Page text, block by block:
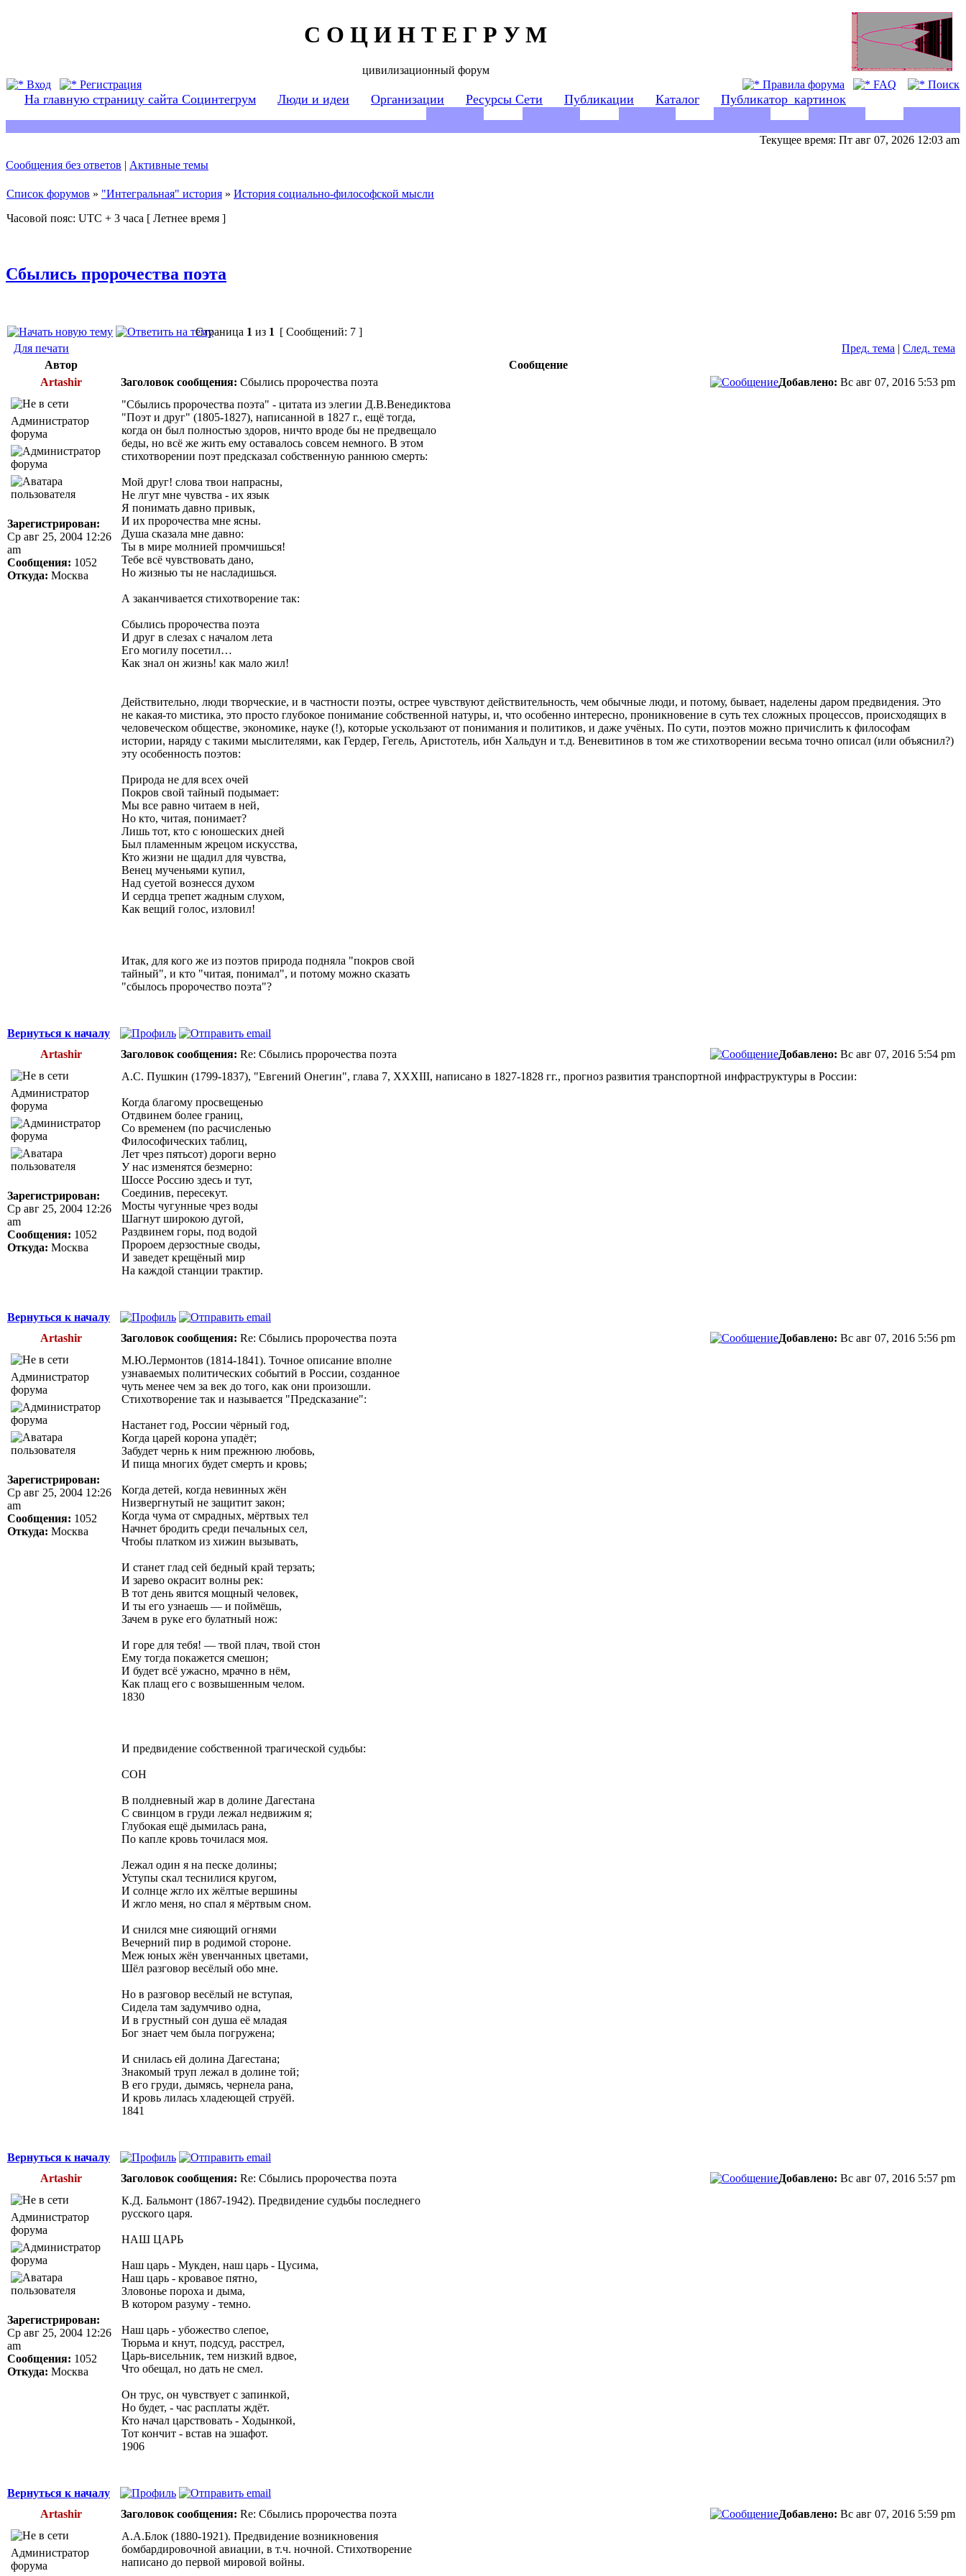
С О Ц И Н Т Е Г Р У М
цивилизационный форум
Вход
Регистрация Правила форума FAQ Поиск
На главную страницу сайта Социнтегрум Люди и идеи Организации Ресурсы Сети Публикации Каталог Публикатор_картинок
Текущее время: Пт авг 07, 2026 12:03 am
Сообщения без ответов | Активные темы
Список форумов » "Интегральная" история » История социально-философской мысли
Часовой пояс: UTC + 3 часа [ Летнее время ]
Сбылись пророчества поэта
Страница 1 из 1 [ Сообщений: 7 ]
Для печати
Пред. тема | След. тема
Автор
Сообщение
Artashir
Заголовок сообщения: Сбылись пророчества поэта Добавлено: Вс авг 07, 2016 5:53 pm
Администратор
форума
Зарегистрирован:
Ср авг 25, 2004 12:26
am
Сообщения: 1052
Откуда: Москва
"Сбылись пророчества поэта" - цитата из элегии Д.В.Венедиктова
"Поэт и друг" (1805-1827), написанной в 1827 г., ещё тогда,
когда он был полностью здоров, ничто вроде бы не предвещало
беды, но всё же жить ему оставалось совсем немного. В этом
стихотворении поэт предсказал собственную раннюю смерть:
Мой друг! слова твои напрасны,
Не лгут мне чувства - их язык
Я понимать давно привык,
И их пророчества мне ясны.
Душа сказала мне давно:
Ты в мире молнией промчишься!
Тебе всё чувствовать дано,
Но жизнью ты не насладишься.
А заканчивается стихотворение так:
Сбылись пророчества поэта
И друг в слезах с началом лета
Его могилу посетил…
Как знал он жизнь! как мало жил!
Действительно, люди творческие, и в частности поэты, острее чувствуют действительность, чем обычные люди, и потому, бывает, наделены даром предвидения. Это
не какая-то мистика, это просто глубокое понимание собственной натуры, и, что особенно интересно, проникновение в суть тех сложных процессов, происходящих в
человеческом обществе, экономике, науке (!), которые ускользают от понимания и политиков, и даже учёных. По сути, поэтов можно причислить к философам
истории, наряду с такими мыслителями, как Гердер, Гегель, Аристотель, ибн Хальдун и т.д. Веневитинов в том же стихотворении весьма точно описал (или объяснил?)
эту особенность поэтов:
Природа не для всех очей
Покров свой тайный подымает:
Мы все равно читаем в ней,
Но кто, читая, понимает?
Лишь тот, кто с юношеских дней
Был пламенным жрецом искусства,
Кто жизни не щадил для чувства,
Венец мученьями купил,
Над суетой вознесся духом
И сердца трепет жадным слухом,
Как вещий голос, изловил!
Итак, для кого же из поэтов природа подняла "покров свой
тайный", и кто "читая, понимал", и потому можно сказать
"сбылось пророчество поэта"?
Вернуться к началу
Artashir
Заголовок сообщения: Re: Сбылись пророчества поэта Добавлено: Вс авг 07, 2016 5:54 pm
Администратор
форума
Зарегистрирован:
Ср авг 25, 2004 12:26
am
Сообщения: 1052
Откуда: Москва
А.С. Пушкин (1799-1837), "Евгений Онегин", глава 7, XXXIII, написано в 1827-1828 гг., прогноз развития транспортной инфраструктуры в России:
Когда благому просвещенью
Отдвинем более границ,
Со временем (по расчисленью
Философических таблиц,
Лет чрез пятьсот) дороги верно
У нас изменятся безмерно:
Шоссе Россию здесь и тут,
Соединив, пересекут.
Мосты чугунные чрез воды
Шагнут широкою дугой,
Раздвинем горы, под водой
Пророем дерзостные своды,
И заведет крещёный мир
На каждой станции трактир.
Вернуться к началу
Artashir
Заголовок сообщения: Re: Сбылись пророчества поэта Добавлено: Вс авг 07, 2016 5:56 pm
Администратор
форума
Зарегистрирован:
Ср авг 25, 2004 12:26
am
Сообщения: 1052
Откуда: Москва
М.Ю.Лермонтов (1814-1841). Точное описание вполне
узнаваемых политических событий в России, созданное
чуть менее чем за век до того, как они произошли.
Стихотворение так и называется "Предсказание":
Настанет год, России чёрный год,
Когда царей корона упадёт;
Забудет чернь к ним прежнюю любовь,
И пища многих будет смерть и кровь;
Когда детей, когда невинных жён
Низвергнутый не защитит закон;
Когда чума от смрадных, мёртвых тел
Начнет бродить среди печальных сел,
Чтобы платком из хижин вызывать,
И станет глад сей бедный край терзать;
И зарево окрасит волны рек:
В тот день явится мощный человек,
И ты его узнаешь — и поймёшь,
Зачем в руке его булатный нож:
И горе для тебя! — твой плач, твой стон
Ему тогда покажется смешон;
И будет всё ужасно, мрачно в нём,
Как плащ его с возвышенным челом.
1830
И предвидение собственной трагической судьбы:
СОН
В полдневный жар в долине Дагестана
С свинцом в груди лежал недвижим я;
Глубокая ещё дымилась рана,
По капле кровь точилася моя.
Лежал один я на песке долины;
Уступы скал теснилися кругом,
И солнце жгло их жёлтые вершины
И жгло меня, но спал я мёртвым сном.
И снился мне сияющий огнями
Вечерний пир в родимой стороне.
Меж юных жён увенчанных цветами,
Шёл разговор весёлый обо мне.
Но в разговор весёлый не вступая,
Сидела там задумчиво одна,
И в грустный сон душа её младая
Бог знает чем была погружена;
И снилась ей долина Дагестана;
Знакомый труп лежал в долине той;
В его груди, дымясь, чернела рана,
И кровь лилась хладеющей струёй.
1841
Вернуться к началу
Artashir
Заголовок сообщения: Re: Сбылись пророчества поэта Добавлено: Вс авг 07, 2016 5:57 pm
Администратор
форума
Зарегистрирован:
Ср авг 25, 2004 12:26
am
Сообщения: 1052
Откуда: Москва
К.Д. Бальмонт (1867-1942). Предвидение судьбы последнего
русского царя.
НАШ ЦАРЬ
Наш царь - Мукден, наш царь - Цусима,
Наш царь - кровавое пятно,
Зловонье пороха и дыма,
В котором разуму - темно.
Наш царь - убожество слепое,
Тюрьма и кнут, подсуд, расстрел,
Царь-висельник, тем низкий вдвое,
Что обещал, но дать не смел.
Он трус, он чувствует с запинкой,
Но будет, - час расплаты ждёт.
Кто начал царствовать - Ходынкой,
Тот кончит - встав на эшафот.
1906
Вернуться к началу
Artashir
Заголовок сообщения: Re: Сбылись пророчества поэта Добавлено: Вс авг 07, 2016 5:59 pm
Администратор
форума
А.А.Блок (1880-1921). Предвидение возникновения
бомбардировочной авиации, в т.ч. ночной. Стихотворение
написано до первой мировой войны.